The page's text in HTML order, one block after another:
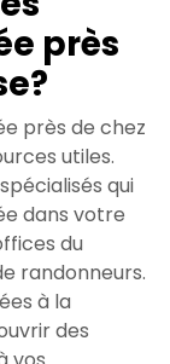
près
près de chez
utiles.
qui
dans votre
du
randonneurs.
à la
des